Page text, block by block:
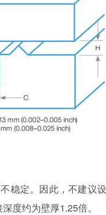
稳定。因此，不建议
度约为壁厚1.25倍。